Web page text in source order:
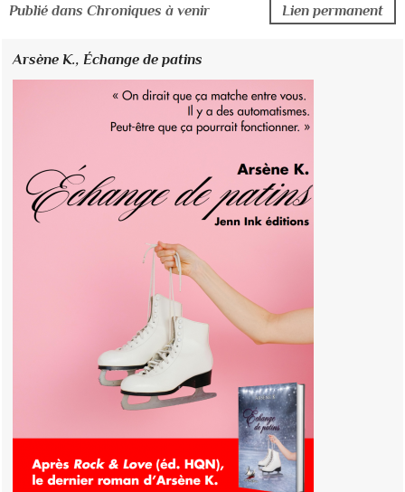
Publié dans Chroniques à venir Lien permanent
Arsène K.,Échange de patins